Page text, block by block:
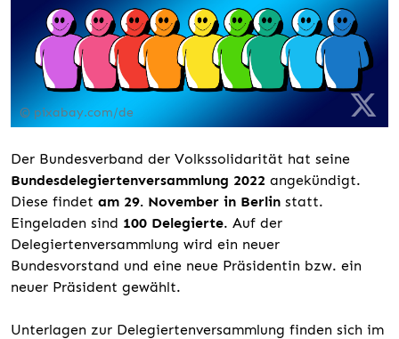
© pixabay.com/de
Der Bundesverband der Volkssolidarität hat seine
Bundesdelegiertenversammlung 2022 angekündigt.
Diese findet am 29. November in Berlin statt.
Eingeladen sind 100 Delegierte. Auf der
Delegiertenversammlung wird ein neuer
Bundesvorstand und eine neue Präsidentin bzw. ein
neuer Präsident gewählt.
Unterlagen zur Delegiertenversammlung finden sich im